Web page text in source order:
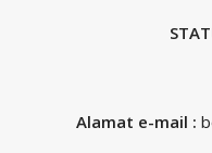
Alamat e-mail :